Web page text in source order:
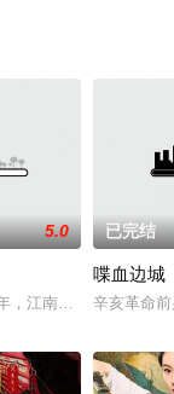
5.0
，江南新四军与旧、
已完结
喋血边城
辛亥革命